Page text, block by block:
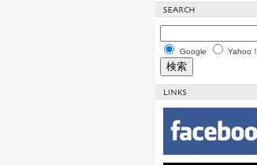
Google Yahoo！